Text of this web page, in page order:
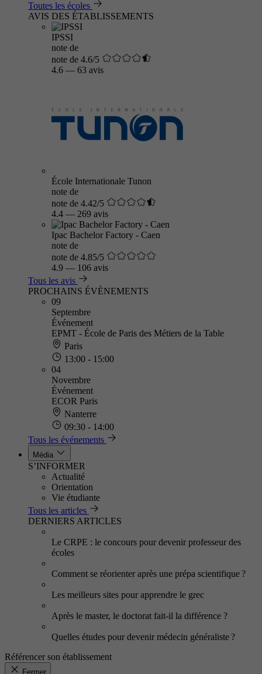
Toutes les écoles
AVIS DES ÉTABLISSEMENTS
IPSSI
note de
note de 4.6/5
4.6 — 63 avis
École Internationale Tunon
note de
note de 4.42/5
4.4 — 269 avis
Ipac Bachelor Factory - Caen
note de
note de 4.85/5
4.9 — 106 avis
Tous les avis
PROCHAINS ÉVÈNEMENTS
09
Septembre
Événement
EPMT - École de Paris des Métiers de la Table
Paris
13:00 - 15:00
04
Novembre
Événement
ECOR Paris
Nanterre
09:30 - 14:00
Tous les événements
Média
S’INFORMER
Actualité
Orientation
Vie étudiante
Tous les articles
DERNIERS ARTICLES
Le CRPE : le concours pour devenir professeur des
écoles
Comment se réorienter après une prépa scientifique ?
Les meilleurs sites pour apprendre le grec
Après le master, le doctorat fait-il la différence ?
Quelles études pour devenir médecin généraliste ?
Référencer son établissement
Fermer